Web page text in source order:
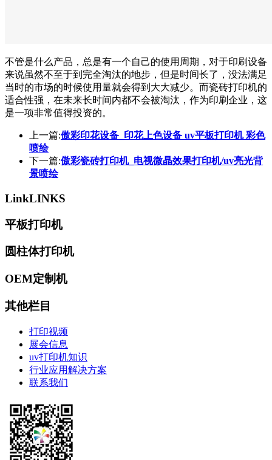
不管是什么产品，总是有一个自己的使用周期，对于印刷设备
来说虽然不至于到完全淘汰的地步，但是时间长了，没法满足
当时的市场的时候使用量就会得到大大减少。而瓷砖打印机的
适合性强，在未来长时间内都不会被淘汰，作为印刷企业，这
是一项非常值得投资的。
上一篇:傲彩印花设备_印花上色设备 uv平板打印机 彩色
喷绘
下一篇:傲彩瓷砖打印机_电视微晶效果打印机/uv亮光背
景喷绘
LinkLINKS
平板打印机
圆柱体打印机
OEM定制机
其他栏目
打印视频
展会信息
uv打印机知识
行业应用解决方案
联系我们